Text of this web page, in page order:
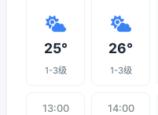
25°
1-3级
26°
1-3级
13:00 14:00